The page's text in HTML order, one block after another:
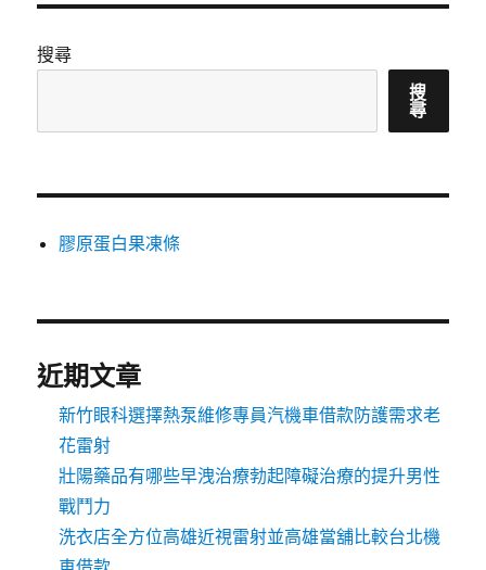
搜尋
搜
尋
膠原蛋白果凍條
近期文章
新竹眼科選擇熱泵維修專員汽機車借款防護需求老
花雷射
壯陽藥品有哪些早洩治療勃起障礙治療的提升男性
戰鬥力
洗衣店全方位高雄近視雷射並高雄當舖比較台北機